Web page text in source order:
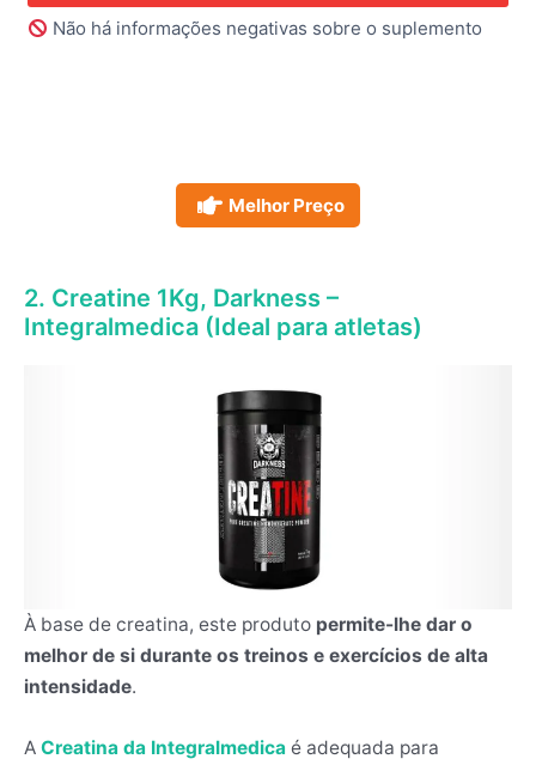
Não há informações negativas sobre o suplemento
Melhor Preço
2. Creatine 1Kg, Darkness –
Integralmedica (Ideal para atletas)
À base de creatina, este produto permite-lhe dar o
melhor de si durante os treinos e exercícios de alta
intensidade.
A Creatina da Integralmedica é adequada para